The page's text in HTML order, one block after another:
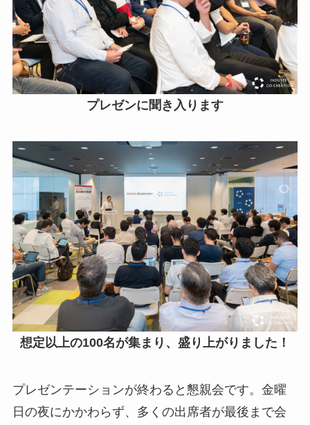
プレゼンに聞き入ります
想定以上の100名が集まり、盛り上がりました！
プレゼンテーションが終わると懇親会です。金曜
日の夜にかかわらず、多くの出席者が最後まで会